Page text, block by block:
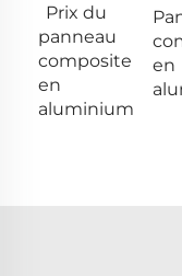
Prix du
panneau
composite
en
aluminium
en